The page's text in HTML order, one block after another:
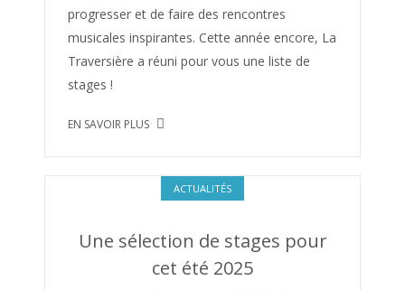
progresser et de faire des rencontres
musicales inspirantes. Cette année encore, La
Traversière a réuni pour vous une liste de
stages !
EN SAVOIR PLUS
ACTUALITÉS
Une sélection de stages pour
cet été 2025